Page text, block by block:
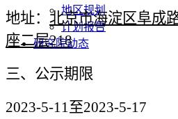
地区规划
计划报告
研究院动态
地址： 北京市海淀区阜成
座二层218
三、公示期限
2023-5-11至2023-5-17